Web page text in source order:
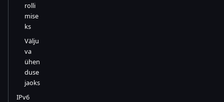
rolli
mise
ks
Välju
va
ühen
duse
jaoks
IPv6